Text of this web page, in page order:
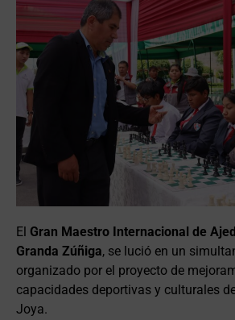
El Gran Maestro Internacional de
Granda Zúñiga, se lució en un
organizado por el proyecto de
capacidades deportivas y culturales
Joya.